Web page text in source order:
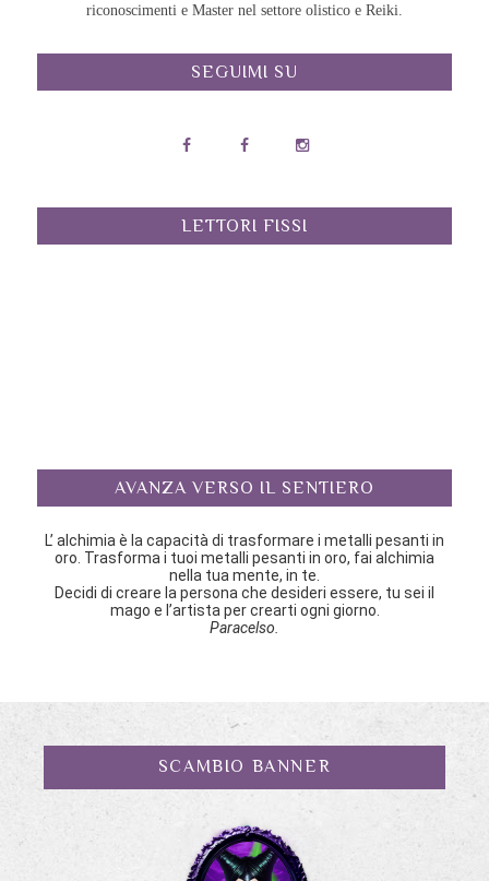
riconoscimenti e Master nel settore olistico e Reiki.
SEGUIMI SU
LETTORI FISSI
AVANZA VERSO IL SENTIERO
L’ alchimia è la capacità di trasformare i metalli pesanti in
oro. Trasforma i tuoi metalli pesanti in oro, fai alchimia
nella tua mente, in te.
Decidi di creare la persona che desideri essere, tu sei il
mago e l’artista per crearti ogni giorno.
Paracelso.
SCAMBIO BANNER